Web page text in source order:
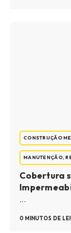
CONSTRUÇÃO
MANUTENÇÃO,
Cobertura
...
0 MINUTOS DE